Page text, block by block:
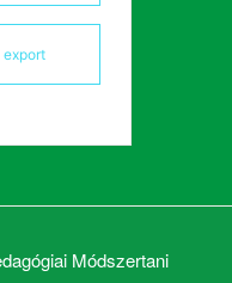
export
Módszertani